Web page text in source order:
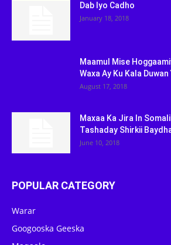
Dab Iyo Cadho
January 18, 2018
Maamul Mise
Waxa Ay Ku Kala Duwan
August 17, 2018
Maxaa Ka Jira In
Tashaday Shirkii
June 10, 2018
POPULAR CATEGORY
Warar
Googooska Geeska